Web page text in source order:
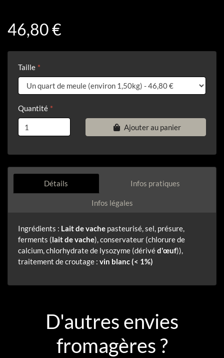
46,80 €
Taille
Quantité
Ajouter au panier
Détails Infos pratiques
Infos légales
Ingrédients : Lait de vache pasteurisé, sel, présure,
ferments (lait de vache), conservateur (chlorure de
calcium, chlorhydrate de lysozyme (dérivéd'œuf)),
traitement de croutage : vin blanc (< 1%)
D'autres envies
fromagères ?